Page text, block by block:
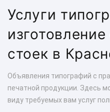
Услуги
стоек в
Объявления типографий с
печатной продукции. Здесь
виду требуемых вам услуг